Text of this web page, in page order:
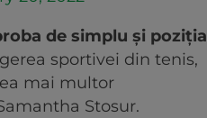
de simplu și poziția
sportivei din tenis,
mai multor
Stosur.